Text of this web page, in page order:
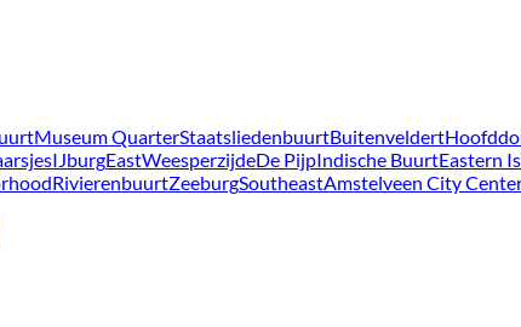
Museum QuarterStaatsliedenbuurtBuitenveldert
IJburgEastWeesperzijdeDe PijpIndische BuurtEastern
RivierenbuurtZeeburgSoutheastAmstelveen City